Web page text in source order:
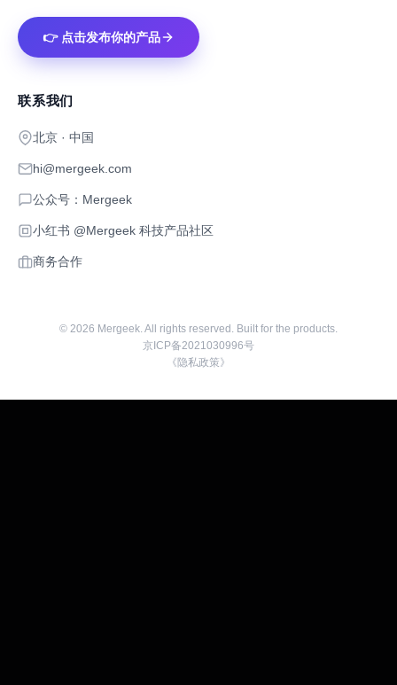
👉 点击发布你的产品
联系我们
北京 · 中国
hi@mergeek.com
公众号：Mergeek
小红书 @Mergeek 科技产品社区
商务合作
© 2026 Mergeek. All rights reserved. Built for the products.
京ICP备2021030996号
《隐私政策》